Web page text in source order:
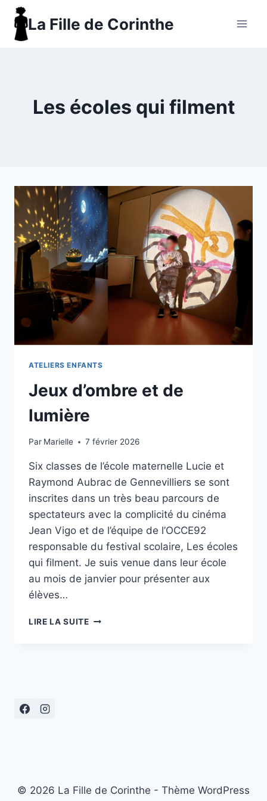
Aller
contenu
La Fille de Corinthe
Les écoles qui filment
ATELIERS ENFANTS
Jeux d’ombre et de
lumière
Par Marielle 7 février 2026
Six classes de l’école maternelle Lucie et
Raymond Aubrac de Gennevilliers se sont
inscrites dans un très beau parcours de
spectateurs avec la complicité du cinéma
Jean Vigo et de l’équipe de l’OCCE92
responsable du festival scolaire, Les écoles
qui filment. Je suis venue dans leur école
au mois de janvier pour présenter aux
élèves…
LIRE LA SUITEJEUX
© 2026 La Fille de Corinthe - Thème WordPress